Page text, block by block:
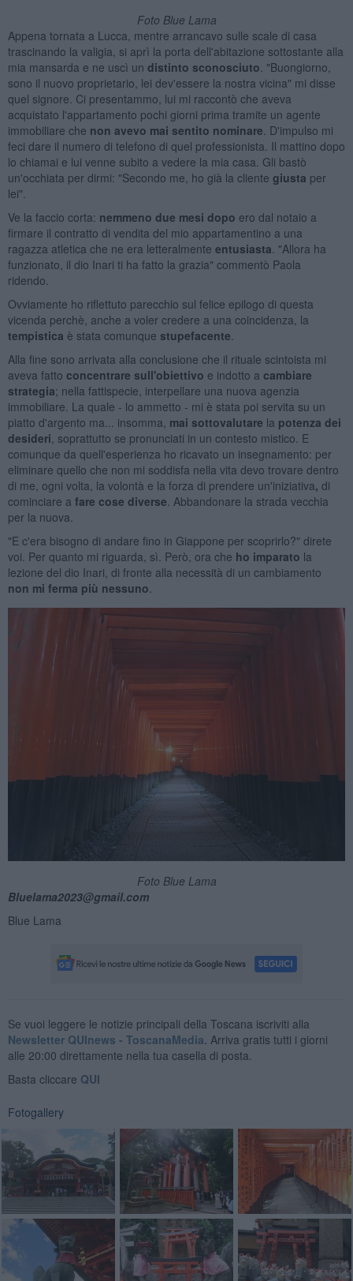
Foto Blue Lama
Appena tornata a Lucca, mentre arrancavo sulle scale di casa
trascinando la valigia, si aprì la porta dell'abitazione sottostante alla
mia mansarda e ne uscì un distinto sconosciuto. "Buongiorno,
sono il nuovo proprietario, lei dev'essere la nostra vicina" mi disse
quel signore. Ci presentammo, lui mi raccontò che aveva
acquistato l'appartamento pochi giorni prima tramite un agente
immobiliare che non avevo mai sentito nominare. D'impulso mi
feci dare il numero di telefono di quel professionista. Il mattino dopo
lo chiamai e lui venne subito a vedere la mia casa. Gli bastò
un'occhiata per dirmi: "Secondo me, ho già la cliente giusta per
lei".
Ve la faccio corta: nemmeno due mesi dopo ero dal notaio a
firmare il contratto di vendita del mio appartamentino a una
ragazza atletica che ne era letteralmente entusiasta. "Allora ha
funzionato, il dio Inari ti ha fatto la grazia" commentò Paola
ridendo.
Ovviamente ho riflettuto parecchio sul felice epilogo di questa
vicenda perchè, anche a voler credere a una coincidenza, la
tempistica è stata comunque stupefacente.
Alla fine sono arrivata alla conclusione che il rituale scintoista mi
aveva fatto concentrare sull'obiettivo e indotto a cambiare
strategia; nella fattispecie, interpellare una nuova agenzia
immobiliare. La quale - lo ammetto - mi è stata poi servita su un
piatto d'argento ma... insomma, mai sottovalutare la potenza dei
desideri, soprattutto se pronunciati in un contesto mistico. E
comunque da quell'esperienza ho ricavato un insegnamento: per
eliminare quello che non mi soddisfa nella vita devo trovare dentro
di me, ogni volta, la volontà e la forza di prendere un'iniziativa, di
cominciare a fare cose diverse. Abbandonare la strada vecchia
per la nuova.
"E c'era bisogno di andare fino in Giappone per scoprirlo?" direte
voi. Per quanto mi riguarda, sì. Però, ora che ho imparato la
lezione del dio Inari, di fronte alla necessità di un cambiamento
non mi ferma più nessuno.
Foto Blue Lama
Bluelama2023@gmail.com
Blue Lama
Se vuoi leggere le notizie principali della Toscana iscriviti alla
Newsletter QUInews - ToscanaMedia. Arriva gratis tutti i giorni
alle 20:00 direttamente nella tua casella di posta.
Basta cliccare QUI
Fotogallery